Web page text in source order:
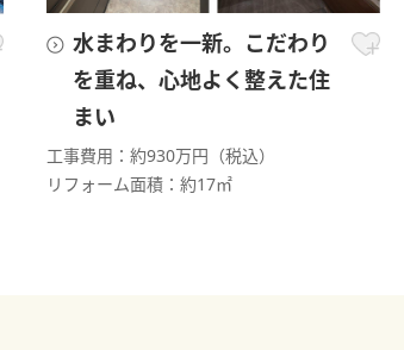
水まわりを一新。こだわり
を重ね、心地よく整えた住
まい
工事費用：約930万円（税込）
リフォーム面積：約17㎡